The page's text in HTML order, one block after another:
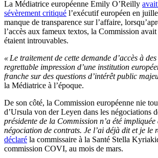
La Médiatrice européenne Emily O’Reilly
sévèrement critiqué l’exécutif européen en
manque de transparence sur l’affaire,
l’accès aux fameux textos, la Commission
étaient introuvables.
« Le traitement de cette demande d’accès à
regrettable impression d’une institution
franche sur des questions d’intérêt public
la Médiatrice à l’époque.
De son côté, la Commission européenne nie
d’Ursula von der Leyen dans les négociations
présidente de la Commission n’a été impliquée
négociation de contrats. Je l’ai déjà dit et je le
déclaré la commissaire à la Santé Stella
commission COVI, au mois de mars.